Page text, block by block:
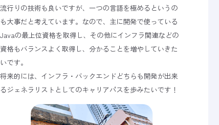
流行りの技術も良いですが、一つの言語を極めるというの
も大事だと考えています。なので、主に開発で使っている
Javaの最上位資格を取得し、その他にインフラ関連などの
資格もバランスよく取得し、分かることを増やしていきた
いです。
将来的には、インフラ・バックエンドどちらも開発が出来
るジェネラリストとしてのキャリアパスを歩みたいです！